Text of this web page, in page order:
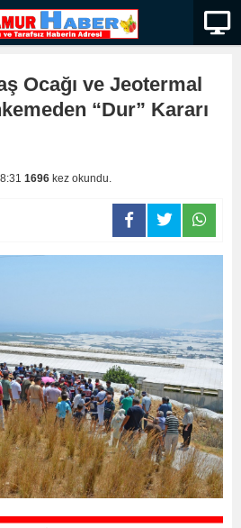
Ocağı ve Jeotermal
“Dur” Kararı
1696 kez okundu.